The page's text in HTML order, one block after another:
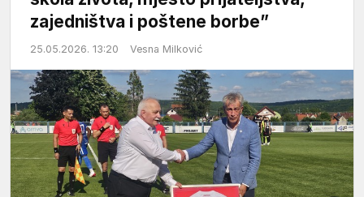
zajedništva i poštene borbe”
25.05.2026. 13:20 Vesna Milković